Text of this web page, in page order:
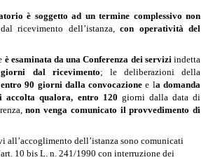
è soggetto ad un termine complessivo non
dal ricevimento dell’istanza,con operatività del
è esaminata da una Conferenza dei serviziindetta
dal ricevimento; le deliberazioni della
90 giorni dalla convocazione e la domanda
accolta qualora, entro 120 giorni dalla data di
non venga comunicato il provvedimento di
dell’istanza sono comunicati
10 bis L. n. 241/1990 con interruzione dei